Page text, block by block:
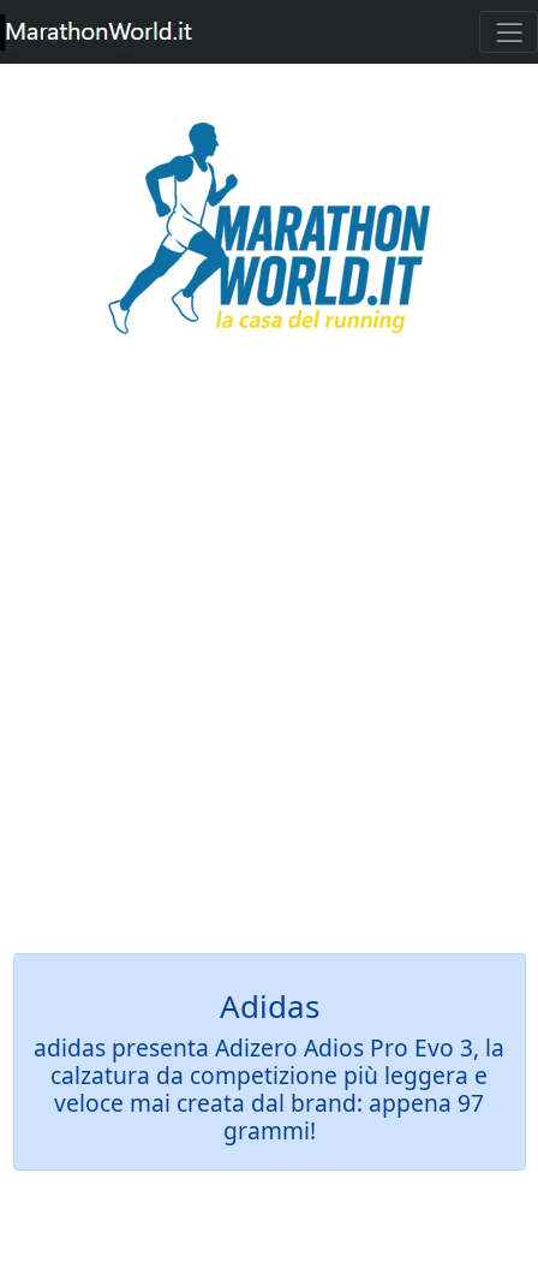
Adidas
adidas presenta Adizero Adios Pro Evo 3, la
calzatura da competizione più leggera e
veloce mai creata dal brand: appena 97
grammi!